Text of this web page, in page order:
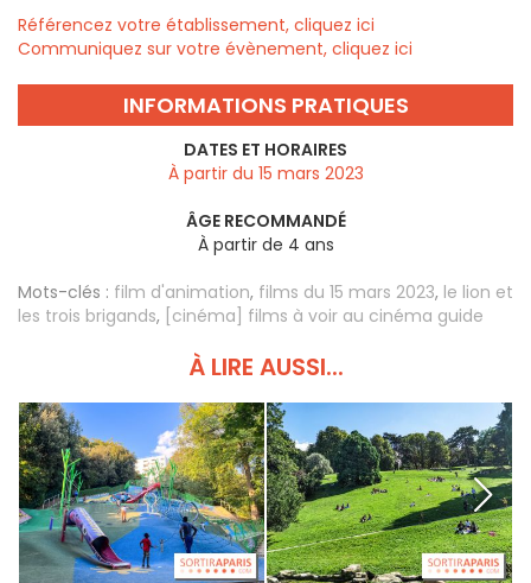
Référencez votre établissement, cliquez ici
Communiquez sur votre évènement, cliquez ici
INFORMATIONS PRATIQUES
DATES ET HORAIRES
À partir du 15 mars 2023
ÂGE RECOMMANDÉ
À partir de 4 ans
Mots-clés : film d'animation, films du 15 mars 2023, le lion et
les trois brigands, [cinéma] films à voir au cinéma guide
À LIRE AUSSI...